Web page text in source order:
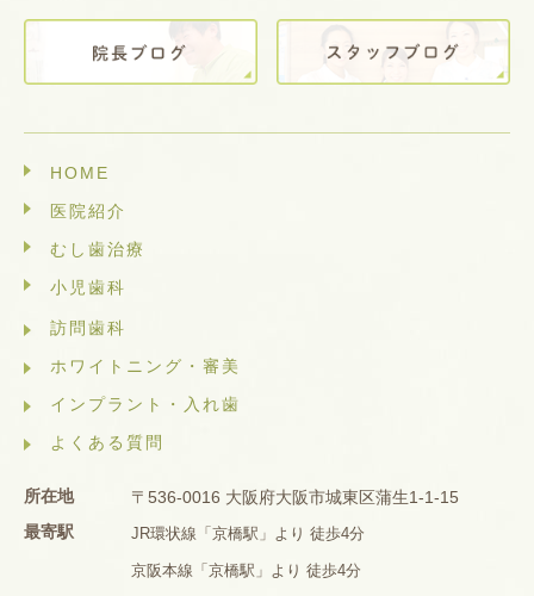
HOME
医院紹介
むし歯治療
小児歯科
訪問歯科
ホワイトニング・審美
インプラント・入れ歯
よくある質問
所在地
〒536-0016 大阪府大阪市城東区蒲生1-1-15
最寄駅
JR環状線「京橋駅」より 徒歩4分
京阪本線「京橋駅」より 徒歩4分